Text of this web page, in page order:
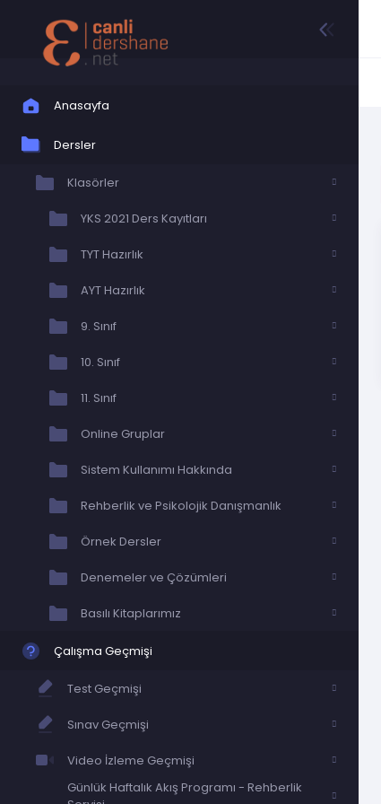
Anasayfa
Dersler
Klasörler
YKS 2021 Ders Kayıtları
TYT Hazırlık
AYT Hazırlık
9. Sınıf
10. Sınıf
11. Sınıf
Online Gruplar
Sistem Kullanımı Hakkında
Rehberlik ve Psikolojik Danışmanlık
Örnek Dersler
Denemeler ve Çözümleri
Basılı Kitaplarımız
Çalışma Geçmişi
Test Geçmişi
Sınav Geçmişi
Video İzleme Geçmişi
Günlük Haftalık Akış Programı - Rehberlik